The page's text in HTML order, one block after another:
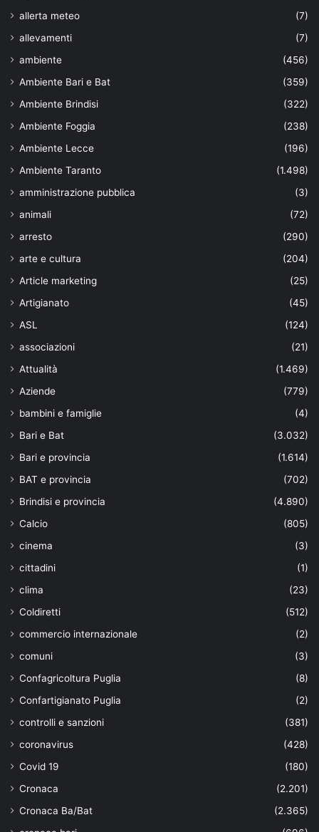
allerta meteo
(7)
allevamenti
(7)
ambiente
(456)
Ambiente Bari e Bat
(359)
Ambiente Brindisi
(322)
Ambiente Foggia
(238)
Ambiente Lecce
(196)
Ambiente Taranto
(1.498)
amministrazione pubblica
(3)
animali
(72)
arresto
(290)
arte e cultura
(204)
Article marketing
(25)
Artigianato
(45)
ASL
(124)
associazioni
(21)
Attualità
(1.469)
Aziende
(779)
bambini e famiglie
(4)
Bari e Bat
(3.032)
Bari e provincia
(1.614)
BAT e provincia
(702)
Brindisi e provincia
(4.890)
Calcio
(805)
cinema
(3)
cittadini
(1)
clima
(23)
Coldiretti
(512)
commercio internazionale
(2)
comuni
(3)
Confagricoltura Puglia
(8)
Confartigianato Puglia
(2)
controlli e sanzioni
(381)
coronavirus
(428)
Covid 19
(180)
Cronaca
(2.201)
Cronaca Ba/Bat
(2.365)